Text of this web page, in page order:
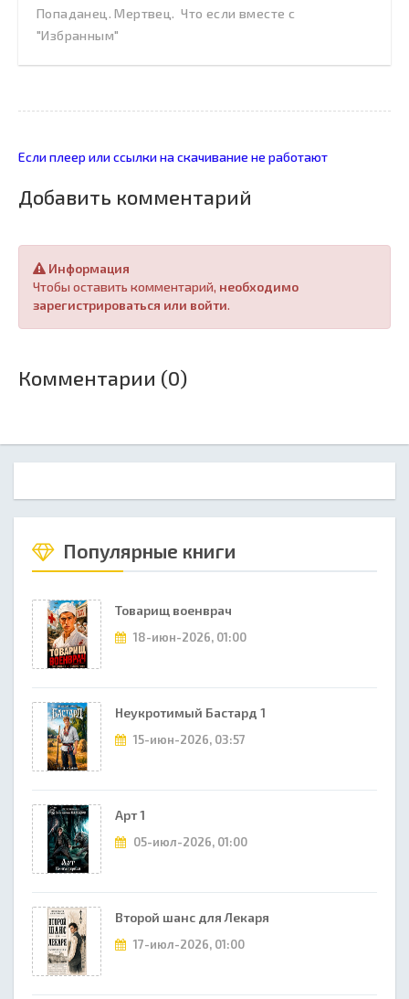
Попаданец. Мертвец. Что если вместе с
"Избранным"
Если плеер или ссылки на скачивание не работают
Добавить комментарий
Информация
Чтобы оставить комментарий, необходимо
зарегистрироваться или войти.
Комментарии (0)
Популярные книги
Товарищ военврач
18-июн-2026, 01:00
Неукротимый Бастард 1
15-июн-2026, 03:57
Арт 1
05-июл-2026, 01:00
Второй шанс для Лекаря
17-июл-2026, 01:00